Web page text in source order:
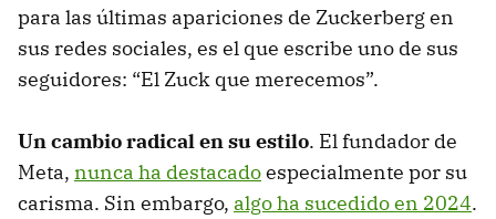
para las últimas apariciones de Zuckerberg en
sus redes sociales, es el que escribe uno de sus
seguidores: “El Zuck que merecemos”.
Un cambio radical en su estilo. El fundador de
Meta, nunca ha destacadoespecialmente por su
carisma. Sin embargo, algo ha sucedido en 2024.